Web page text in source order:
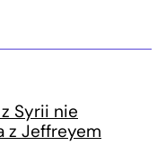
Syrii nie
z Jeffreyem